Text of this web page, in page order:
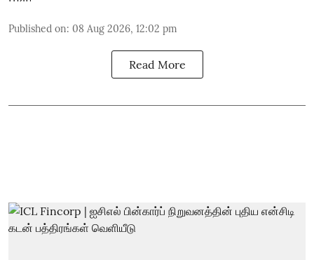
Published on: 08 Aug 2026, 12:02 pm
Read More